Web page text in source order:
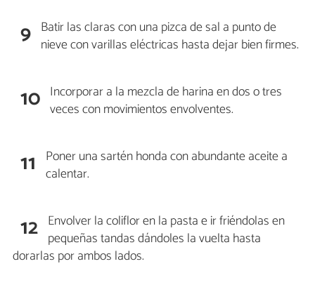
9 Batir las claras con una pizca de sal a punto de
nieve con varillas eléctricas hasta dejar bien firmes.
10 Incorporar a la mezcla de harina en dos o tres
veces con movimientos envolventes.
11 Poner una sartén honda con abundante aceite a
calentar.
12 Envolver la coliflor en la pasta e ir friéndolas en
pequeñas tandas dándoles la vuelta hasta
dorarlas por ambos lados.